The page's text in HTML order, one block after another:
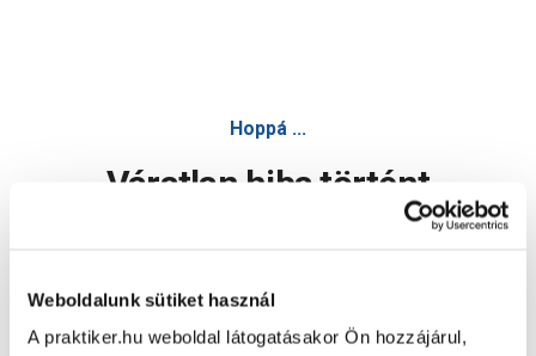
Weboldalunk sütiket használ
A praktiker.hu weboldal látogatásakor Ön hozzájárul,
Hoppá ...
Váratlan hiba történt
Oldal újratöltése